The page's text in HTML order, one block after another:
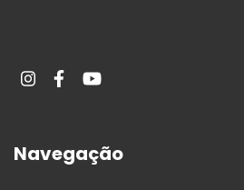
Navegação